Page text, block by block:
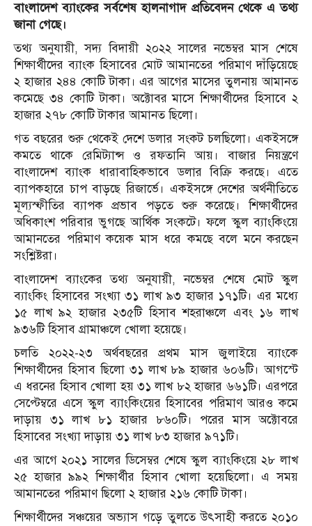
বাংলাদেশ ব্যাংকের সর্বশেষ হালনাগাদ প্রতিবেদন থেকে এ তথ্য
জানা গেছে।
তথ্য অনুযায়ী, সদ্য বিদায়ী ২০২২ সালের নভেম্বর মাস শেষে
শিক্ষার্থীদের ব্যাংক হিসাবের মোট আমানতের পরিমাণ দাঁড়িয়েছে
২ হাজার ২৪৪ কোটি টাকা। এর আগের মাসের তুলনায় আমানত
কমেছে ৩৪ কোটি টাকা। অক্টোবর মাসে শিক্ষার্থীদের হিসাবে ২
হাজার ২৭৮ কোটি টাকার আমানত ছিলো।
গত বছরের শুরু থেকেই দেশে ডলার সংকট চলছিলো। একইসঙ্গে
কমতে থাকে রেমিট্যান্স ও রফতানি আয়। বাজার নিয়ন্ত্রণে
বাংলাদেশ ব্যাংক ধারাবাহিকভাবে ডলার বিক্রি করছে। এতে
ব্যাপকহারে চাপ বাড়ছে রিজার্ভে। একইসঙ্গে দেশের অর্থনীতিতে
মূল্যস্ফীতির ব্যাপক প্রভাব পড়তে শুরু করেছে। শিক্ষার্থীদের
অধিকাংশ পরিবার ভুগছে আর্থিক সংকটে। ফলে স্কুল ব্যাংকিংয়ে
আমানতের পরিমাণ কয়েক মাস ধরে কমছে বলে মনে করছেন
সংশ্লিষ্টরা।
বাংলাদেশ ব্যাংকের তথ্য অনুযায়ী, নভেম্বর শেষে মোট স্কুল
ব্যাংকিং হিসাবের সংখ্যা ৩১ লাখ ৯৩ হাজার ১৭১টি। এর মধ্যে
১৫ লাখ ৯২ হাজার ২৩৫টি হিসাব শহরাঞ্চলে এবং ১৬ লাখ
৯৩৬টি হিসাব গ্রামাঞ্চলে খোলা হয়েছে।
চলতি ২০২২-২৩ অর্থবছরের প্রথম মাস জুলাইয়ে ব্যাংকে
শিক্ষার্থীদের হিসাব ছিলো ৩১ লাখ ৮৯ হাজার ৬০৬টি। আগস্টে
এ ধরনের হিসাব খোলা হয় ৩১ লাখ ৮২ হাজার ৬৬১টি। এরপরে
সেপ্টেম্বরে এসে স্কুল ব্যাংকিংয়ের হিসাবের পরিমাণ আরও কমে
দাড়ায় ৩১ লাখ ৮১ হাজার ৮৬০টি। পরের মাস অক্টোবরে
হিসাবের সংখ্যা দাড়ায় ৩১ লাখ ৮৩ হাজার ৯৭১টি।
এর আগে ২০২১ সালের ডিসেম্বর শেষে স্কুল ব্যাংকিংয়ে ২৮ লাখ
২৫ হাজার ৯৯২ শিক্ষার্থীর হিসাব খোলা হয়েছিলো। এ সময়
আমানতের পরিমাণ ছিলো ২ হাজার ২১৬ কোটি টাকা।
শিক্ষার্থীদের সঞ্চয়ের অভ্যাস গড়ে তুলতে উৎসাহী করতে ২০১০